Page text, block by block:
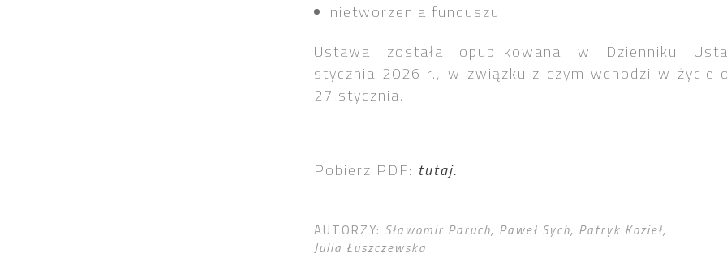
nietworzenia funduszu.
Ustawa została opublikowana w Dzienniku
stycznia 2026 r., w związku z czym wchodzi w życie
27 stycznia.
Pobierz PDF: tutaj.
AUTORZY: Sławomir Paruch Paweł Sych Patryk Kozieł
Julia Łuszczewska